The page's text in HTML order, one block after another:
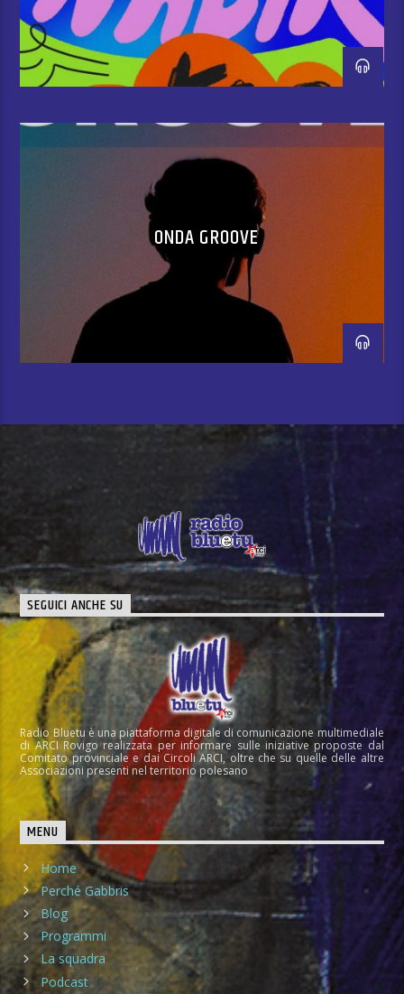
ONDA GROOVE
SEGUICI ANCHE SU
Radio Bluetu è una piattaforma digitale di comunicazione multimediale
di ARCI Rovigo realizzata per informare sulle iniziative proposte dal
Comitato provinciale e dai Circoli ARCI, oltre che su quelle delle altre
Associazioni presenti nel territorio polesano
MENU
Home
Perché Gabbris
Blog
Programmi
La squadra
Podcast